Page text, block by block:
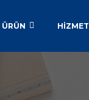
ÜRÜN HİZMET